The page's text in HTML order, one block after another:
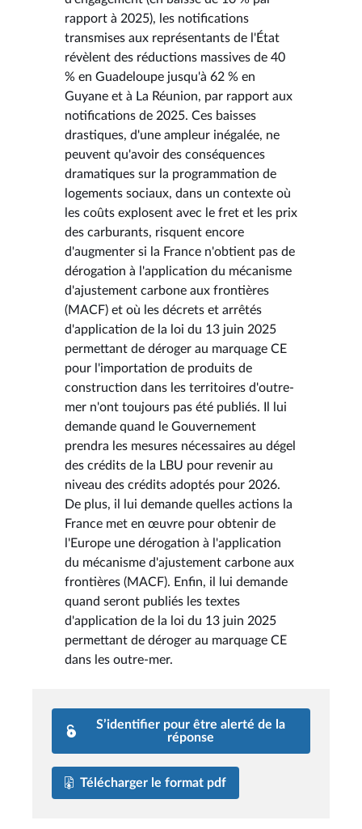
rapport à 2025), les notifications
transmises aux représentants de l'État
révèlent des réductions massives de 40
% en Guadeloupe jusqu'à 62 % en
Guyane et à La Réunion, par rapport aux
notifications de 2025. Ces baisses
drastiques, d'une ampleur inégalée, ne
peuvent qu'avoir des conséquences
dramatiques sur la programmation de
logements sociaux, dans un contexte où
les coûts explosent avec le fret et les prix
des carburants, risquent encore
d'augmenter si la France n'obtient pas de
dérogation à l'application du mécanisme
d'ajustement carbone aux frontières
(MACF) et où les décrets et arrêtés
d'application de la loi du 13 juin 2025
permettant de déroger au marquage CE
pour l'importation de produits de
construction dans les territoires d'outre-
mer n'ont toujours pas été publiés. Il lui
demande quand le Gouvernement
prendra les mesures nécessaires au dégel
des crédits de la LBU pour revenir au
niveau des crédits adoptés pour 2026.
De plus, il lui demande quelles actions la
France met en œuvre pour obtenir de
l'Europe une dérogation à l'application
du mécanisme d'ajustement carbone aux
frontières (MACF). Enfin, il lui demande
quand seront publiés les textes
d'application de la loi du 13 juin 2025
permettant de déroger au marquage CE
dans les outre-mer.
S’identifier pour être alerté de la
réponse
Télécharger le format pdf